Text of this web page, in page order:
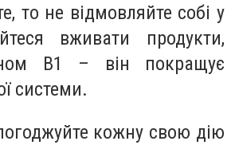
то не відмовляйте собі у
вживати продукти,
В1 – він покращує
системи.
кожну свою дію